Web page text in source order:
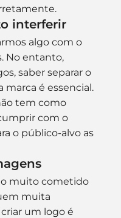
interferir
algo com o
No entanto,
saber separar o
é essencial.
tem como
com o
o público-alvo as
muito cometido
muita
um logo é